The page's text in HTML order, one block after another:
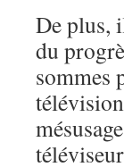
De plus,
du
sommes